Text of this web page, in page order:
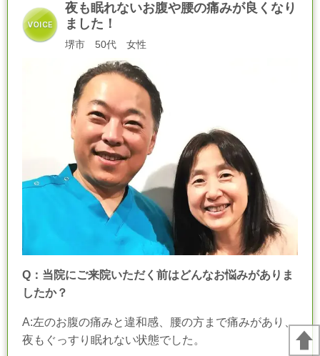
夜も眠れないお腹や腰の痛みが良くなり
ました！
堺市 50代 女性
Q：当院にご来院いただく前はどんなお悩みがありま
したか？
A:左のお腹の痛みと違和感、腰の方まで痛みがあり、
夜もぐっすり眠れない状態でした。